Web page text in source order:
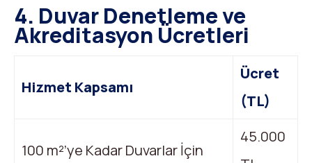
4. Duvar Denetleme ve
Akreditasyon Ücretleri
Hizmet Kapsamı
Ücret
(TL)
100 m²’ye Kadar Duvarlar İçin
45.000